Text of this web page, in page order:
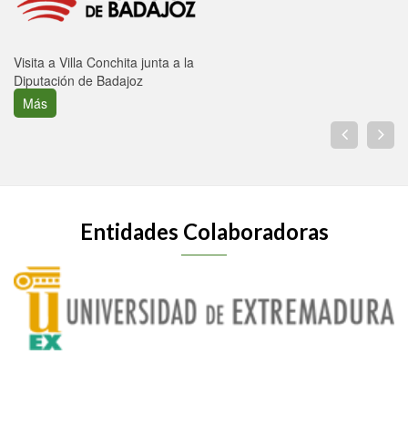
Visita a Villa Conchita junta a la
Diputación de Badajoz
Más
Entidades Colaboradoras